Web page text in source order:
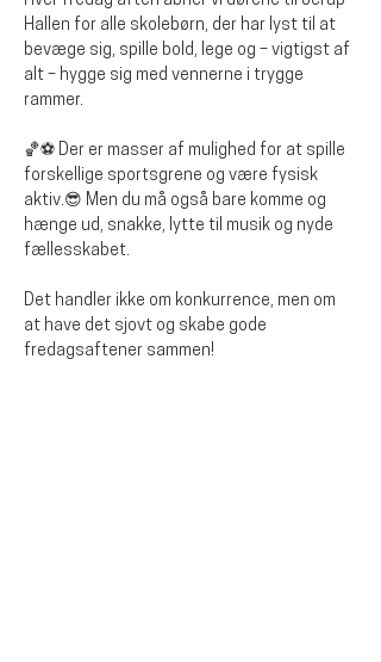
Hallen for alle skolebørn, der har lyst til at
bevæge sig, spille bold, lege og – vigtigst af
alt – hygge sig med vennerne i trygge
rammer.
🏀⚽ Der er masser af mulighed for at spille
forskellige sportsgrene og være fysisk
aktiv.😎 Men du må også bare komme og
hænge ud, snakke, lytte til musik og nyde
fællesskabet.
Det handler ikke om konkurrence, men om
at have det sjovt og skabe gode
fredagsaftener sammen!